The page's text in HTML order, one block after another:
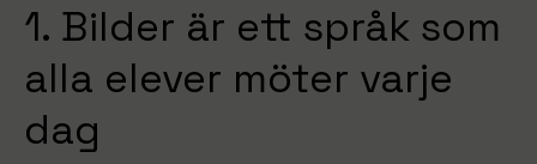
1. Bilder är ett språk som
alla elever möter varje
dag